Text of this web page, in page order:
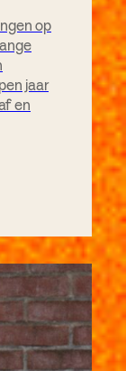
op
jaar
en